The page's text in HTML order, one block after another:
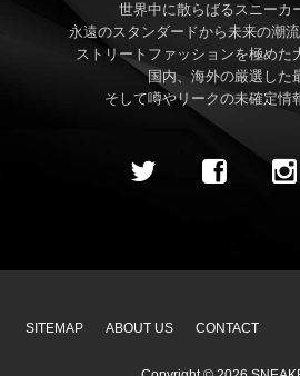
世界中に散らばるスニーカ
永遠のスタンダードから未来の潮
ストリートファッションを極めた
国内、海外の厳選した
そして噂やリークの未確定情
SITEMAP ABOUT US CONTACT